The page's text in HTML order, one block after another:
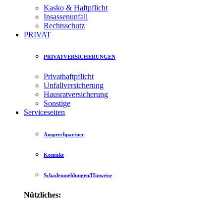
Kasko & Haftpflicht
Insassenunfall
Rechtsschutz
PRIVAT
PRIVATVERSICHERUNGEN
Privathaftpflicht
Unfallversicherung
Hausratversicherung
Sonstige
Serviceseiten
Ansprechpartner
Kontakt
Schadenmeldungen/Hinweise
Nützliches: